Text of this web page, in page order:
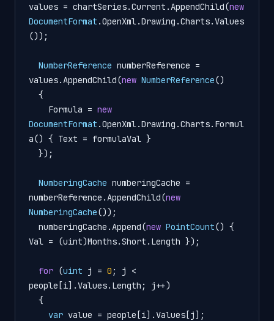
values = chartSeries.Current.AppendChild(new
DocumentFormat .OpenXml.Drawing.Charts.Values
());
NumberReference numberReference =
values.AppendChild(new NumberReference()
    Formula =
new
DocumentFormat .OpenXml.Drawing.Charts.Formul
a() { Text = formulaVal }
NumberingCache numberingCache =
numberReference.AppendChild(new
NumberingCache());
  numberingCache.Append(
new PointCount() {
Val = (uint)Months.Short.Length });
for (uint j = 0 ; j <
people[i].Values.Length; j++)
var value = people[i].Values[j];